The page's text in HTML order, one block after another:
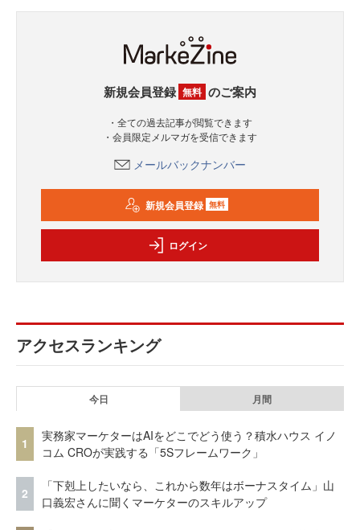
新規会員登録 無料 のご案内
・全ての過去記事が閲覧できます
・会員限定メルマガを受信できます
メールバックナンバー
新規会員登録 無料
ログイン
アクセスランキング
今日 月間
1
実務家マーケターはAIをどこでどう使う？積水ハウス イノ
コム CROが実践する「5Sフレームワーク」
2
「下剋上したいなら、これから数年はボーナスタイム」山
口義宏さんに聞くマーケターのスキルアップ